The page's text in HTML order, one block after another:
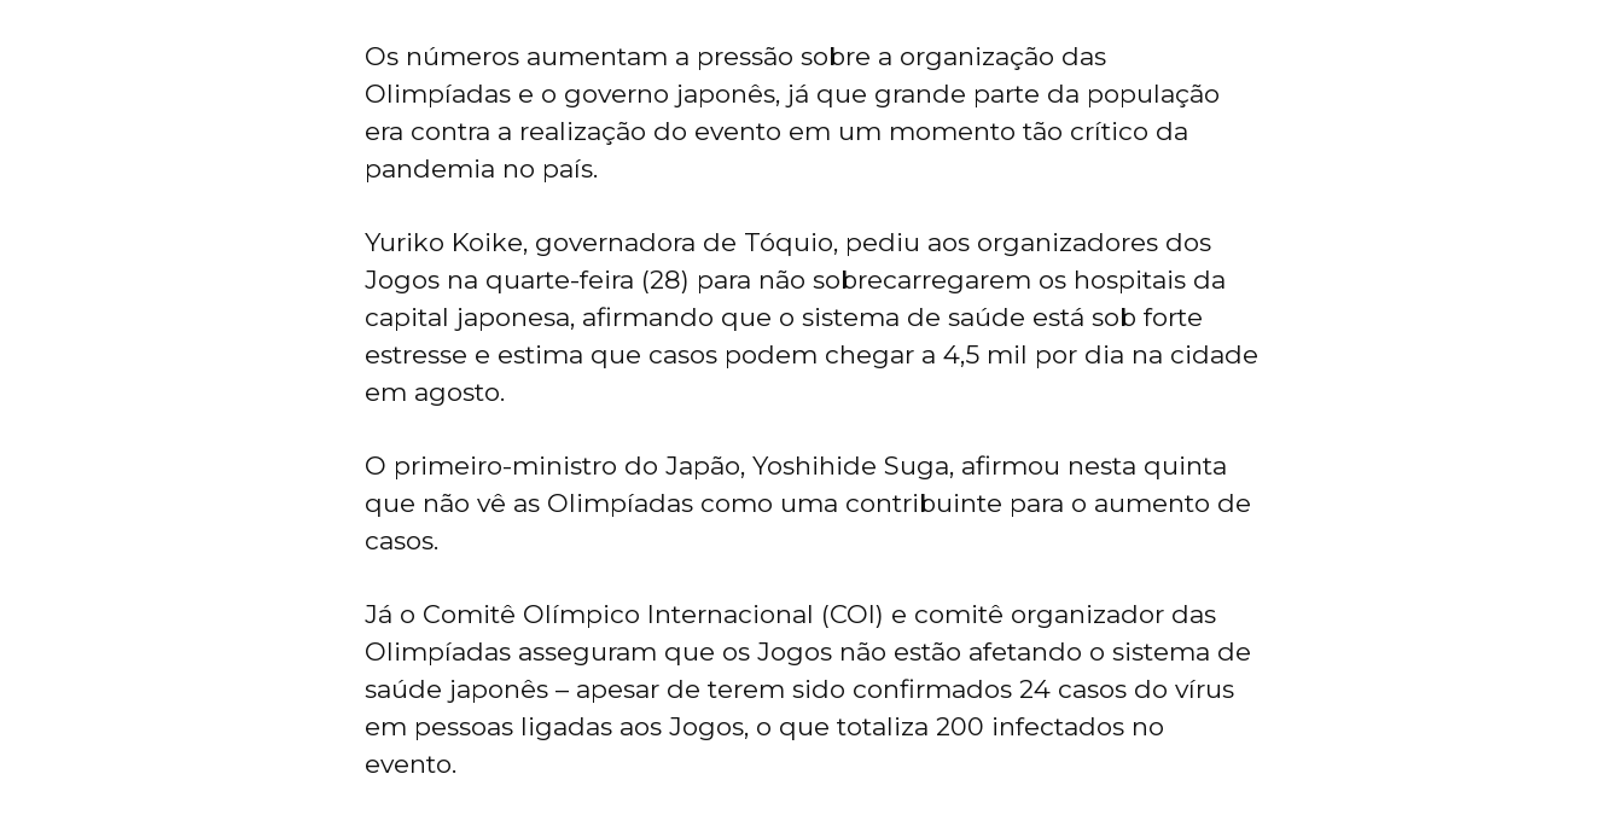
Os números aumentam a pressão sobre a organização das
Olimpíadas e o governo japonês, já que grande parte da população
era contra a realização do evento em um momento tão crítico da
pandemia no país.
Yuriko Koike, governadora de Tóquio, pediu aos organizadores dos
Jogos na quarte-feira (28) para não sobrecarregarem os hospitais da
capital japonesa, afirmando que o sistema de saúde está sob forte
estresse e estima que casos podem chegar a 4,5 mil por dia na cidade
em agosto.
O primeiro-ministro do Japão, Yoshihide Suga, afirmou nesta quinta
que não vê as Olimpíadas como uma contribuinte para o aumento de
casos.
Já o Comitê Olímpico Internacional (COI) e comitê organizador das
Olimpíadas asseguram que os Jogos não estão afetando o sistema de
saúde japonês – apesar de terem sido confirmados 24 casos do vírus
em pessoas ligadas aos Jogos, o que totaliza 200 infectados no
evento.